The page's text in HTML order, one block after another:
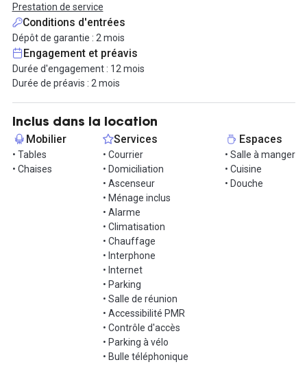
Les occupants profitent d’une large gamme de services inclus :
taxe foncière, assurance murs et mobilier, électricité, eau, gestion
des déchets, entretien et ménage réguliers, maintenance des
équipements et réception du courrier. L’espace est également
accessible aux personnes à mobilité réduite grâce à la présence
d’un ascenseur et d’aménagements adaptés.
Le bâtiment met à disposition des espaces communs conçus
pour le bien-être et la convivialité : une cafétéria, une cuisine
équipée, une salle de repas, une douche, des salles de réunion
modulables et un local vélo. Tout est pensé pour offrir un
environnement de travail complet et agréable, propice à la
productivité et aux échanges.
L’immeuble bénéficie d’une accessibilité optimale, à proximité
immédiate de la gare d’Orléans et desservi par plusieurs lignes de
tram et bus permettant de rejoindre rapidement le centre-ville et
la gare Saint-Jean. De nombreuses pistes cyclables et un local à
vélos sécurisé facilitent également les déplacements doux.
Ce plateau privatif représente une solution clé en main,
parfaitement adaptée aux entreprises recherchant un espace
spacieux, fonctionnel et parfaitement connecté dans la
métropole bordelaise. Contactez-nous pour organiser une visite.
Prestation de service
Conditions d'entrées
Dépôt de garantie : 2 mois
Engagement et préavis
Durée d'engagement : 12 mois
Durée de préavis : 2 mois
Inclus dans la location
Mobilier
• Tables
• Chaises
Services
• Courrier
• Domiciliation
• Ascenseur
• Ménage inclus
• Alarme
• Climatisation
• Chauffage
• Interphone
• Internet
• Parking
• Salle de réunion
• Accessibilité PMR
• Contrôle d'accès
• Parking à vélo
• Bulle téléphonique
Espaces
• Salle à manger
• Cuisine
• Douche